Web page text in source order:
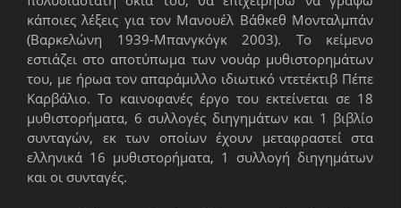
κάποιες λέξεις για τον Μανουέλ Βάθκεθ Μονταλμπάν
(Βαρκελώνη 1939-Μπανγκόγκ 2003). Το κείμενο
εστιάζει στο αποτύπωμα των νουάρ μυθιστορημάτων
του, με ήρωα τον απαράμιλλο ιδιωτικό ντετέκτιβ Πέπε
Καρβάλιο. Το καινοφανές έργο του εκτείνεται σε 18
μυθιστορήματα, 6 συλλογές διηγημάτων και 1 βιβλίο
συνταγών, εκ των οποίων έχουν μεταφραστεί στα
ελληνικά 16 μυθιστορήματα, 1 συλλογή διηγημάτων
και οι συνταγές.